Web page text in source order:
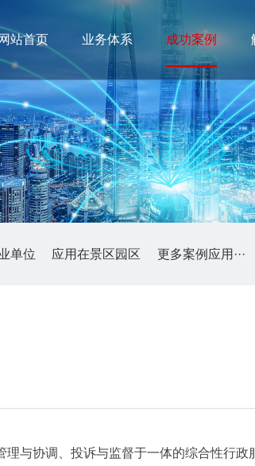
网站首页 业务体系 成功案例
单位 应用在景区园区 更多案例应用···
与协调、投诉与监督于一体的综合性行